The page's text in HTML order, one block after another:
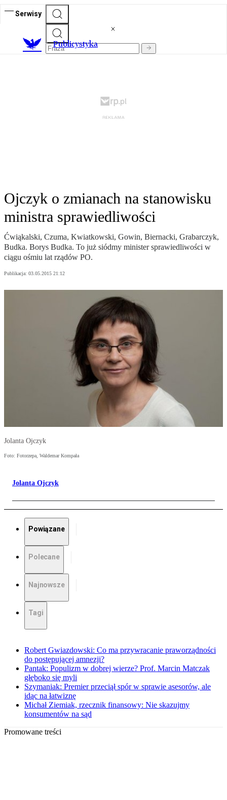
Serwisy
Publicystyka
Ojczyk o zmianach na stanowisku
ministra sprawiedliwości
Ćwiąkalski, Czuma, Kwiatkowski, Gowin, Biernacki, Grabarczyk,
Budka. Borys Budka. To już siódmy minister sprawiedliwości w
ciągu ośmiu lat rządów PO.
Publikacja: 03.05.2015 21:12
Jolanta Ojczyk
Foto: Fotorzepa, Waldemar Kompała
Jolanta Ojczyk
Powiązane
Polecane
Najnowsze
Tagi
Robert Gwiazdowski: Co ma przywracanie praworządności
do postępującej amnezji?
Pantak: Populizm w dobrej wierze? Prof. Marcin Matczak
głęboko się myli
Szymaniak: Premier przeciął spór w sprawie asesorów, ale
idąc na łatwiznę
Michał Ziemiak, rzecznik finansowy: Nie skazujmy
konsumentów na sąd
Promowane treści